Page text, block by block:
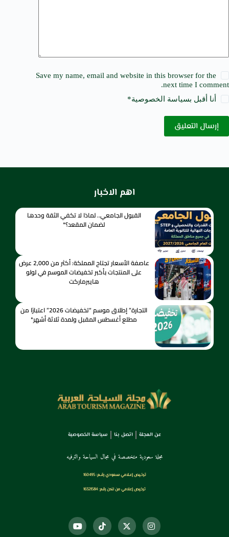
Save my name, email and website in this browser for the
next time I comment.
أنا أقبل بسياسة الخصوصية*
إرسال التعليق
اهم الاخبار
القبول الجامعي.. لماذا لا تكفي الثقة وحدها
لضمان المقعد؟*
عاصفة الأسعار تجتاح المملكة: أكثر من 2,000 عرض
على المنتجات بأكبر تخفيضات الموسم في لولو
هايبرماركت
التجارة” إطلاق موسم “تخفيضات 2026” اعتبارًا من
مطلع أغسطس المقبل ولمدة ثلاثة أشهر*
عن المجلة اتصل بنا سياسة الخصوصية
مجلة سعودية متخصصة في مجال السياحة والترفيه
ترخـيص إعـلامي سـعودي رقــم: 160495
ترخيص إعلامي من لندن رقم: 16321584